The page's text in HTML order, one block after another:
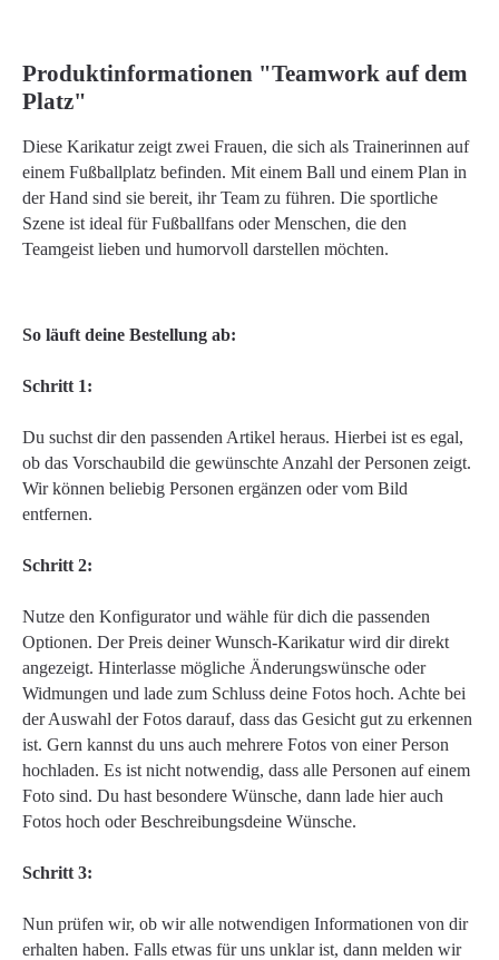
Produktinformationen "Teamwork auf dem
Platz"
Diese Karikatur zeigt zwei Frauen, die sich als Trainerinnen auf
einem Fußballplatz befinden. Mit einem Ball und einem Plan in
der Hand sind sie bereit, ihr Team zu führen. Die sportliche
Szene ist ideal für Fußballfans oder Menschen, die den
Teamgeist lieben und humorvoll darstellen möchten.
So läuft deine Bestellung ab:
Schritt 1:
Du suchst dir den passenden Artikel heraus. Hierbei ist es egal,
ob das Vorschaubild die gewünschte Anzahl der Personen zeigt.
Wir können beliebig Personen ergänzen oder vom Bild
entfernen.
Schritt 2:
Nutze den Konfigurator und wähle für dich die passenden
Optionen. Der Preis deiner Wunsch-Karikatur wird dir direkt
angezeigt. Hinterlasse mögliche Änderungswünsche oder
Widmungen und lade zum Schluss deine Fotos hoch. Achte bei
der Auswahl der Fotos darauf, dass das Gesicht gut zu erkennen
ist. Gern kannst du uns auch mehrere Fotos von einer Person
hochladen. Es ist nicht notwendig, dass alle Personen auf einem
Foto sind. Du hast besondere Wünsche, dann lade hier auch
Fotos hoch oder Beschreibungsdeine Wünsche.
Schritt 3:
Nun prüfen wir, ob wir alle notwendigen Informationen von dir
erhalten haben. Falls etwas für uns unklar ist, dann melden wir